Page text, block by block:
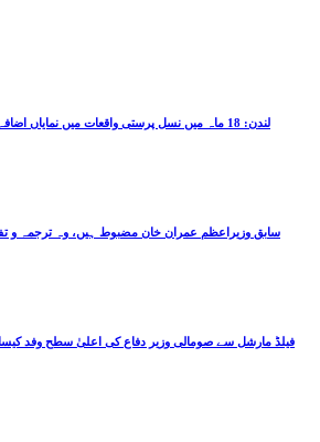
لندن: 18 ماہ میں نسل پرستی واقعات میں نمایاں اضافہ، نیشنل ہیلتھ سروس کا انکشاف
سابق وزیراعظم عمران خان مضبوط ہیں، وہ ترجمہ و
فیلڈ مارشل سے صومالی وزیر دفاع کی اعلیٰ سطح وفد